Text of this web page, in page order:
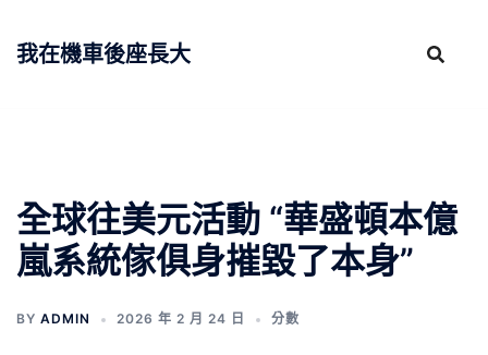
我在機車後座長大
全球往美元活動 “華盛頓本億
嵐系統傢俱身摧毀了本身”
BY ADMIN 2026 年 2 月 24 日 分數